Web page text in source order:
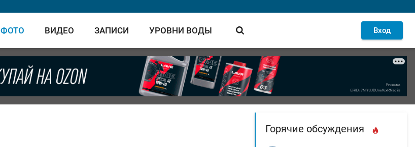
ФОТО ВИДЕО ЗАПИСИ УРОВНИ ВОДЫ Вход
Горячие обсуждения